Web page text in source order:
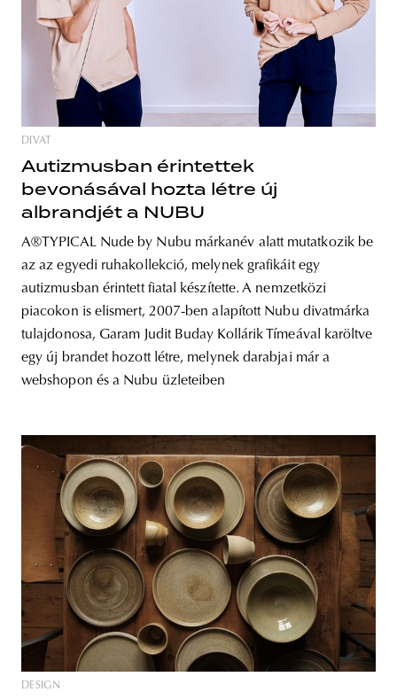
DIVAT
Autizmusban érintettek
bevonásával hozta létre új
albrandjét a NUBU
A®TYPICAL Nude by Nubu márkanév alatt mutatkozik be
az az egyedi ruhakollekció, melynek grafikáit egy
autizmusban érintett fiatal készítette. A nemzetközi
piacokon is elismert, 2007-ben alapított Nubu divatmárka
tulajdonosa, Garam Judit Buday Kollárik Tímeával karöltve
egy új brandet hozott létre, melynek darabjai már a
webshopon és a Nubu üzleteiben
DESIGN